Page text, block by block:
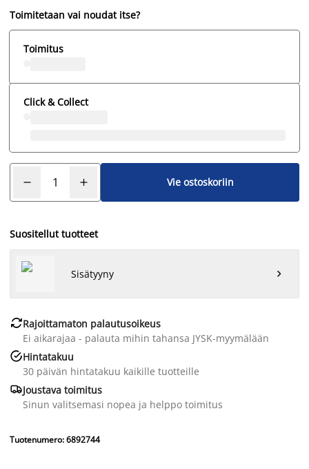
Toimitetaan vai noudat itse?
Toimitus
Click & Collect
Vie ostoskoriin
Suositellut tuotteet
Sisätyyny 
Rajoittamaton palautusoikeus
Ei aikarajaa - palauta mihin tahansa JYSK-myymälään
Hintatakuu
30 päivän hintatakuu kaikille tuotteille
Joustava toimitus
Sinun valitsemasi nopea ja helppo toimitus
Tuotenumero: 6892744